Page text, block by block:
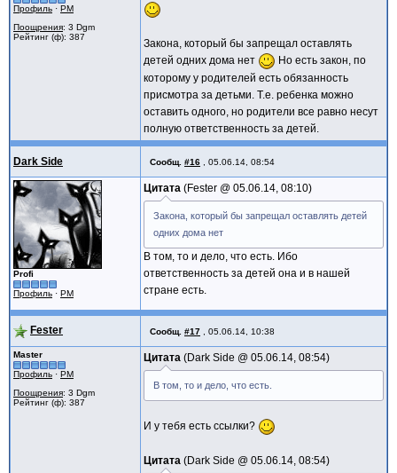
Профиль · PM
Поощрения: 3 Dgm
Рейтинг (ф): 387
Закона, который бы запрещал оставлять
детей одних дома нет
Но есть закон, по
которому у родителей есть обязанность
присмотра за детьми. Т.е. ребенка можно
оставить одного, но родители все равно несут
полную ответственность за детей.
Dark Side Сообщ. #16 05.06.14, 08:54
Profi
Профиль · PM
Цитата Fester @ 05.06.14, 08:10
Закона, который бы запрещал оставлять детей
одних дома нет
В том, то и дело, что есть. Ибо
ответственность за детей она и в нашей
стране есть.
Fester Сообщ. #17 05.06.14, 10:38
Master
Профиль · PM
Поощрения: 3 Dgm
Рейтинг (ф): 387
Цитата Dark Side @ 05.06.14, 08:54
В том, то и дело, что есть.
И у тебя есть ссылки?
Цитата Dark Side @ 05.06.14, 08:54